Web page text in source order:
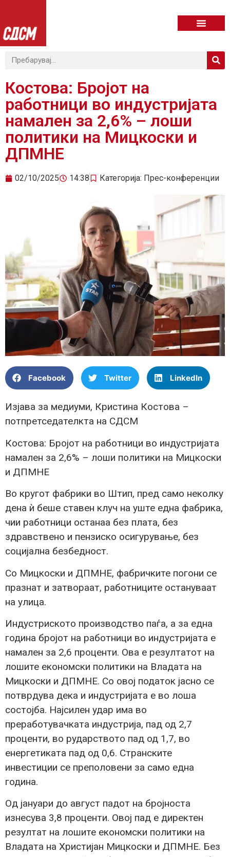
Костова: Бројот на
работници во индустријата
намален за 2,6% – лоши
политики на Мицкоски и
ДПМНЕ
02/10/2025 14:38 Категорија: Прес-конференции
Facebook Twitter LinkedIn
Изјава за медиуми, Кристина Костова –
потпретседателкта на СДСМ
Костова: Бројот на работници во индустријата
намален за 2,6% – лоши политики на Мицкоски
и ДПМНЕ
Во кругот фабрики во Штип, пред само неколку
дена ѝ беше ставен клуч на уште една фабрика,
чии работници останаа без плата, без
здравствено и пензиско осигурување, без
социјална безбедност.
Со Мицкоски и ДПМНЕ, фабричките погони се
празнат и затвораат, работниците остануваат
на улица.
Индустриското производство паѓа, а за една
година бројот на работници во индустријата е
намален за 2,6 проценти. Ова е резултатот на
лошите економски политики на Владата на
Мицкоски и ДПМНЕ. Со овој податок јасно се
потврдува дека и индустријата е во лоша
состојба. Најсилен удар има во
преработувачката индустрија, пад од 2,7
проценти, во рударството пад од 1,7, во
енергетиката пад од 0,6. Странските
инвестиции се преполовени за само една
година.
Од јануари до август падот на бројноста
изнесува 3,8 проценти. Овој пад е директен
резултат на лошите економски политики на
Владата на Христијан Мицкоски и ДПМНЕ. Без